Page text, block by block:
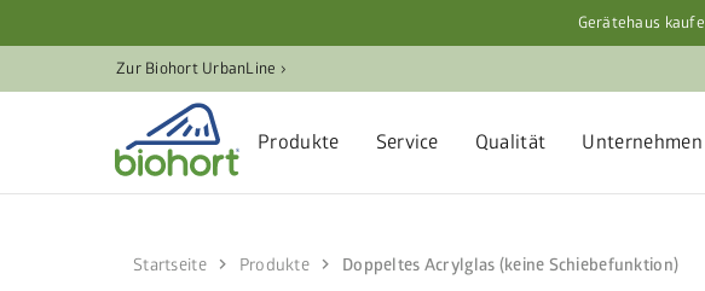
Gerätehaus
Zur Biohort UrbanLine ›
Produkte Service Qualität Unternehmen
Startseite chevron_right Produkte chevron_right Doppeltes Acrylglas (keine Schiebefunktion)